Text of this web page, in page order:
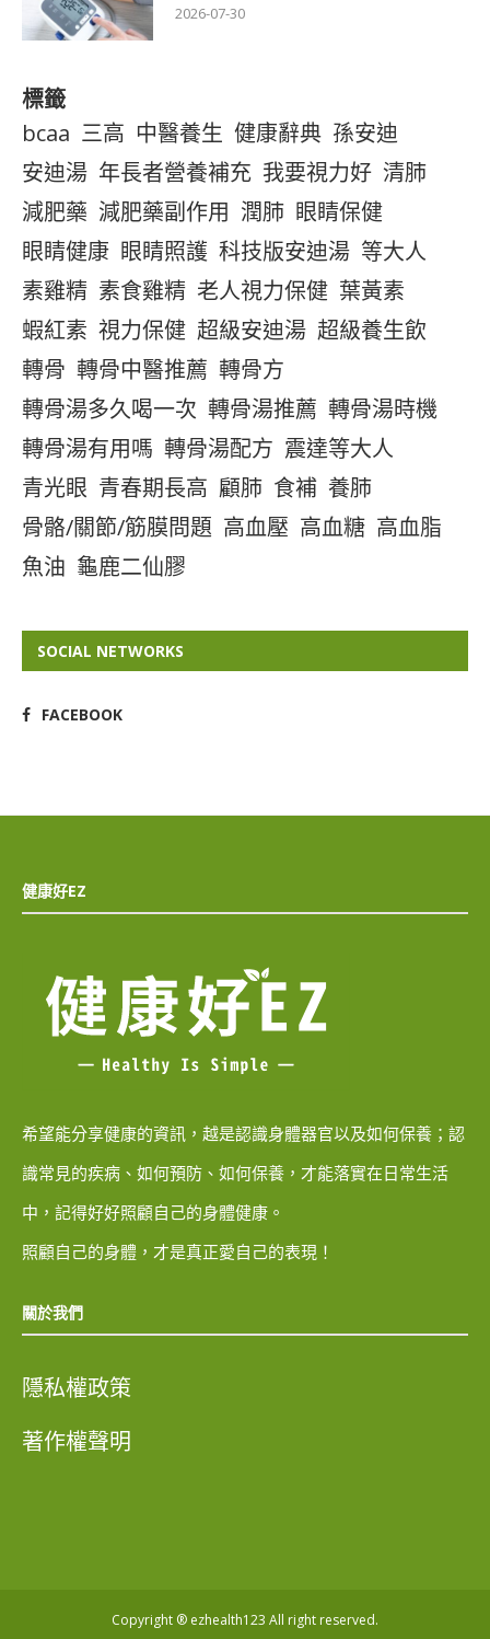
2026-07-30
標籤
bcaa 三高 中醫養生 健康辭典 孫安迪
安迪湯 年長者營養補充 我要視力好 清肺
減肥藥 減肥藥副作用 潤肺 眼睛保健
眼睛健康 眼睛照護 科技版安迪湯 等大人
素雞精 素食雞精 老人視力保健 葉黃素
蝦紅素 視力保健 超級安迪湯 超級養生飲
轉骨 轉骨中醫推薦 轉骨方
轉骨湯多久喝一次 轉骨湯推薦 轉骨湯時機
轉骨湯有用嗎 轉骨湯配方 震達等大人
青光眼 青春期長高 顧肺 食補 養肺
骨骼/關節/筋膜問題 高血壓 高血糖 高血脂
魚油 龜鹿二仙膠
SOCIAL NETWORKS
FACEBOOK
健康好EZ
希望能分享健康的資訊，越是認識身體器官以及如何保養；認
識常見的疾病、如何預防、如何保養，才能落實在日常生活
中，記得好好照顧自己的身體健康。
照顧自己的身體，才是真正愛自己的表現！
關於我們
隱私權政策
著作權聲明
Copyright ® ezhealth123 All right reserved.